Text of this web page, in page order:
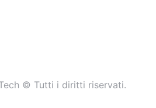
© Tutti i diritti riservati.